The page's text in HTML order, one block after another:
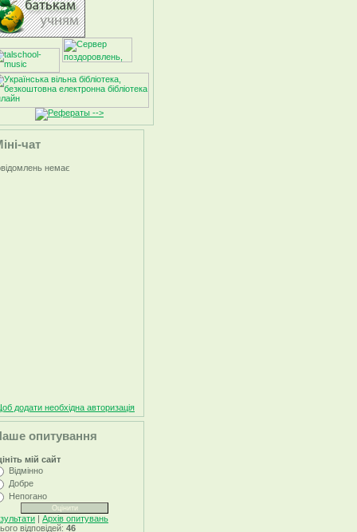
-->
чат
додати необхідна авторизація
опитування
мій сайт
Відмінно
Добре
Непогано
| Архів опитувань
відповідей: 46